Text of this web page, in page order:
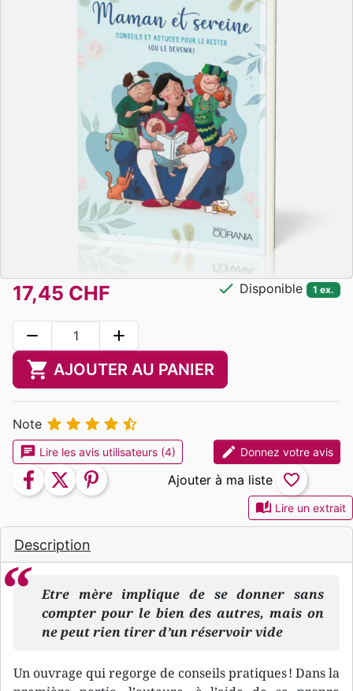
auto_stories Lire un extrait
Description
Etre mère implique de se donner sans
compter pour le bien des autres, mais on
ne peut rien tirer d’un réservoir vide
Un ouvrage qui regorge de conseils pratiques ! Dans la
17,45 CHF check Disponible 1 ex.
remove add
shopping_cart AJOUTER AU PANIER
Note     
chat Lire les avis utilisateurs (4) edit Donnez votre avis
facebook twitter pinterest favorite_border